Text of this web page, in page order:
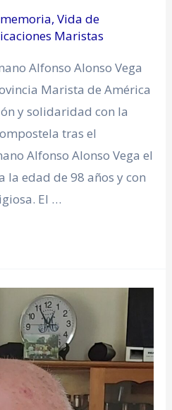
,Vida de
Maristas
Alfonso Alonso Vega
Marista de América
y solidaridad con la
tras el
Alfonso Alonso Vega el
la edad de 98 años y con
El …